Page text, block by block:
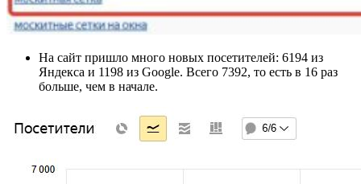
На сайт пришло много новых посетителей: 6194 из
Яндекса и 1198 из Google. Всего 7392, то есть в 16 раз
больше, чем в начале.